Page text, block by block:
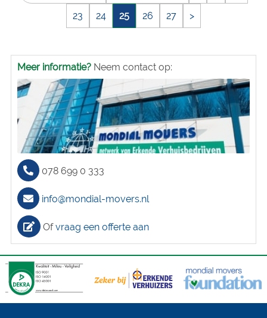
23 24 25 26 27 >
Meer informatie?Neem contact op:
078 699 0 333
info@mondial-movers.nl
Ofvraag een offerte aan